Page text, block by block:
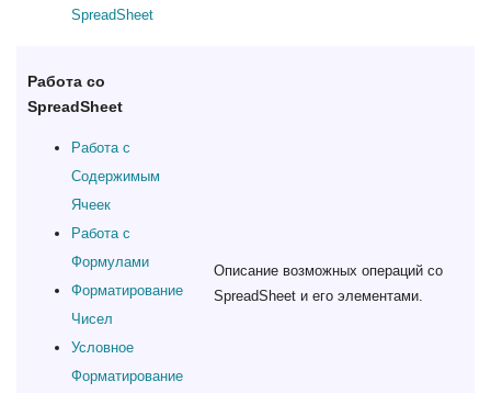
SpreadSheet
Работа со
SpreadSheet
Работа с
Содержимым
Ячеек
Работа с
Формулами
Форматирование
Чисел
Условное
Форматирование
Описание возможных операций со
SpreadSheet и его элементами.